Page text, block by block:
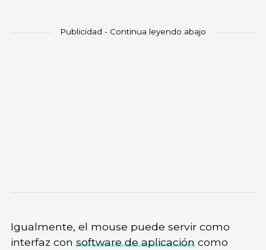
Igualmente, el mouse puede servir como
interfaz consoftware de aplicacióncomo